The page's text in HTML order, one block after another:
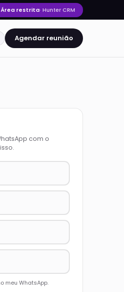
Área restrita· Hunter CRM
Agendar reunião
com o
meu WhatsApp.